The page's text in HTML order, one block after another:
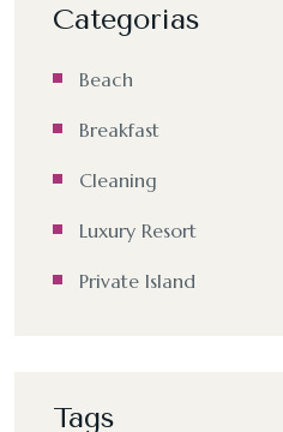
Categorias
Beach
Breakfast
Cleaning
Luxury Resort
Private Island
Tags